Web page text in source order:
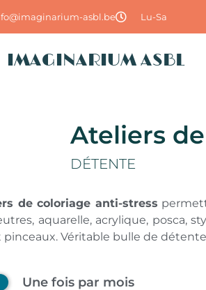
asbl.be Lu-Sa
IMAGINARIUM ASBL
Ateliers
DÉTENTE
de coloriage anti-stress
aquarelle, acrylique, posca,
pinceaux. Véritable bulle de
Une fois par mois